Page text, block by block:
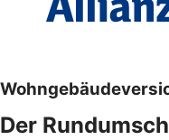
Der